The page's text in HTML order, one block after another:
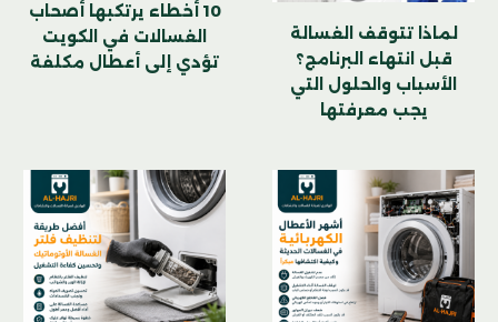
لماذا تتوقف الغسالة
قبل انتهاء البرنامج؟
الأسباب والحلول التي
يجب معرفتها
10 أخطاء يرتكبها أصحاب
الغسالات في الكويت
تؤدي إلى أعطال مكلفة